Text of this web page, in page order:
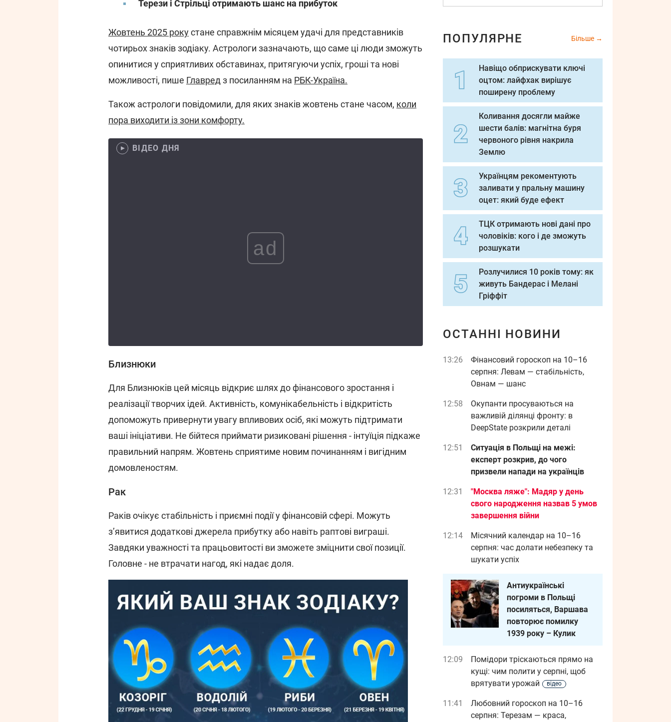
Терези і Стрільці отримають шанс на прибуток
Жовтень 2025 рокустане справжнім місяцем удачі для представників
чотирьох знаків зодіаку. Астрологи зазначають, що саме ці люди зможуть
опинитися у сприятливих обставинах, притягуючи успіх, гроші та нові
можливості, пише Главред з посиланням на РБК-Україна.
Також астрологи повідомили, для яких знаків жовтень стане часом, коли
пора виходити із зони комфорту.
ВІДЕО ДНЯ
ad
Близнюки
Для Близнюків цей місяць відкриє шлях до фінансового зростання і
реалізації творчих ідей. Активність, комунікабельність і відкритість
допоможуть привернути увагу впливових осіб, які можуть підтримати
ваші ініціативи. Не бійтеся приймати ризиковані рішення - інтуїція підкаже
правильний напрям. Жовтень сприятиме новим починанням і вигідним
домовленостям.
Рак
Раків очікує стабільність і приємні події у фінансовій сфері. Можуть
з’явитися додаткові джерела прибутку або навіть раптові виграші.
Завдяки уважності та працьовитості ви зможете зміцнити свої позиції.
Головне - не втрачати нагод, які надає доля.
ПОПУЛЯРНЕ Більше
Навіщо обприскувати ключі
оцтом: лайфхак вирішує
поширену проблему
Коливання досягли майже
шести балів: магнітна буря
червоного рівня накрила
Землю
Українцям рекоментують
заливати у пральну машину
оцет: який буде ефект
ТЦК отримають нові дані про
чоловіків: кого і де зможуть
розшукати
Розлучилися 10 років тому: як
живуть Бандерас і Мелані
Гріффіт
ОСТАННІ НОВИНИ
13:26
Фінансовий гороскоп на 10–16
серпня: Левам — стабільність,
Овнам — шанс
12:58
Окупанти просуваються на
важливій ділянці фронту: в
DeepState розкрили деталі
12:51
Ситуація в Польщі на межі:
експерт розкрив, до чого
призвели напади на українців
12:31
"Москва ляже": Мадяр у день
свого народження назвав 5 умов
завершення війни
12:14
Місячний календар на 10–16
серпня: час долати небезпеку та
шукати успіх
Антиукраїнські
погроми в Польщі
посиляться, Варшава
повторює помилку
1939 року – Кулик
12:09
Помідори тріскаються прямо на
кущі: чим полити у серпні, щоб
врятувати урожай
відео
11:41
Любовний гороскоп на 10–16
серпня: Терезам — краса,